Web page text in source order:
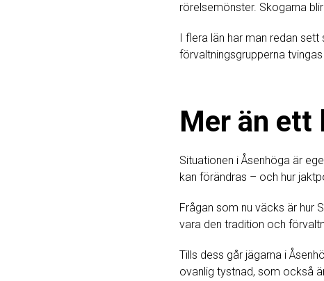
rörelsemönster. Skogarna
I flera län har man redan
förvaltningsgrupperna
Mer än ett
Situationen i Åsenhöga är
kan förändras – och hur
Frågan som nu väcks är hur
vara den tradition och
Tills dess går jägarna i
ovanlig tystnad, som också